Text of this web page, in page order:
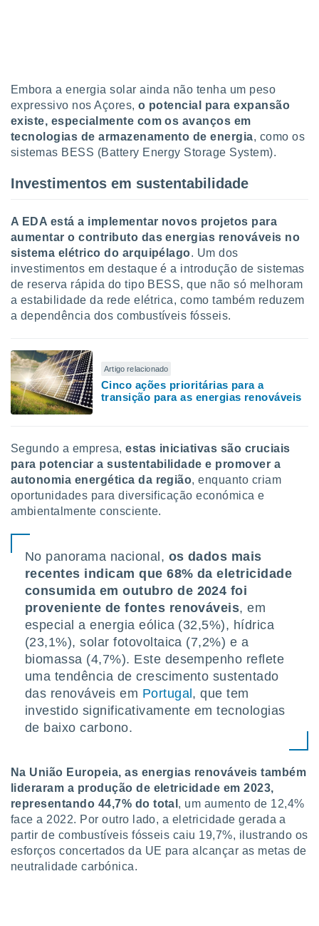
da
dos
de
ou
de dados
fontes,
e melhorar
dados
através
estudos
e
de
Embora a energia solar ainda não tenha um peso
expressivo nos Açores,o potencial para expansão
existe, especialmente com os avanços em
tecnologias de armazenamento de energia, como os
sistemas BESS (Battery Energy Storage System).
Investimentos em sustentabilidade
A EDA está a implementar novos projetos para
aumentar o contributo das energias renováveis no
sistema elétrico do arquipélago. Um dos
investimentos em destaque é a introdução de sistemas
de reserva rápida do tipo BESS, que não só melhoram
a estabilidade da rede elétrica, como também reduzem
a dependência dos combustíveis fósseis.
Artigo relacionado
Cinco ações prioritárias para a
transição para as energias renováveis
Segundo a empresa,estas iniciativas são cruciais
para potenciar a sustentabilidade e promover a
autonomia energética da região, enquanto criam
oportunidades para diversificação económica e
ambientalmente consciente.
No panorama nacional, os dados mais
recentes indicam que 68% da eletricidade
consumida em outubro de 2024 foi
proveniente de fontes renováveis, em
especial a energia eólica (32,5%), hídrica
(23,1%), solar fotovoltaica (7,2%) e a
biomassa (4,7%). Este desempenho reflete
uma tendência de crescimento sustentado
das renováveis em Portugal , que tem
investido significativamente em tecnologias
de baixo carbono.
Na União Europeia, as energias renováveis também
lideraram a produção de eletricidade em 2023,
representando 44,7% do total , um aumento de 12,4%
face a 2022. Por outro lado, a eletricidade gerada a
partir de combustíveis fósseis caiu 19,7%, ilustrando os
esforços concertados da UE para alcançar as metas de
neutralidade carbónica.